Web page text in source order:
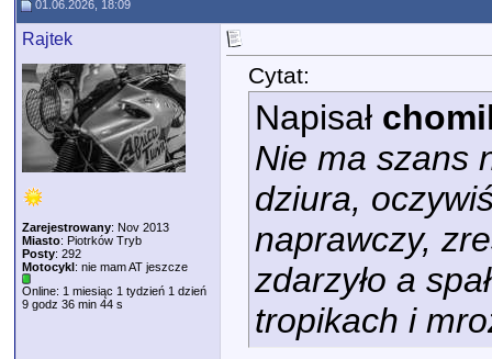
01.06.2026, 18:09
Rajtek
Zarejestrowany: Nov 2013
Miasto: Piotrków Tryb
Posty: 292
Motocykl: nie mam AT jeszcze
Online: 1 miesiąc 1 tydzień 1 dzień
9 godz 36 min 44 s
Cytat:
Napisał
Nie ma szans
dziura,
naprawczy,
zdarzyło a
tropikach i